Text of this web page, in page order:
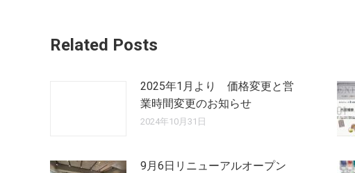
Related Posts
2025年1月より 価格変更と営
業時間変更のお知らせ
2024年10月31日
9月6日リニューアルオープン